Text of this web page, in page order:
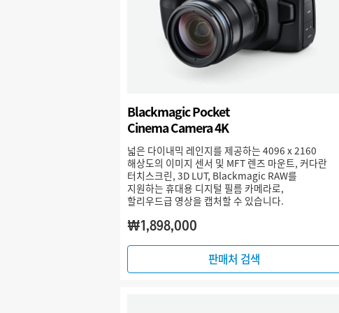
Blackmagic Pocket
Cinema Camera 4K
넓은 다이내믹 레인지를 제공하는 4096 x 2160
해상도의 이미지 센서 및 MFT 렌즈 마운트, 커다란
터치스크린, 3D LUT, Blackmagic RAW를
지원하는 휴대용 디지털 필름 카메라로,
할리우드급 영상을 캡처할 수 있습니다.
₩1,898,000
판매처 검색